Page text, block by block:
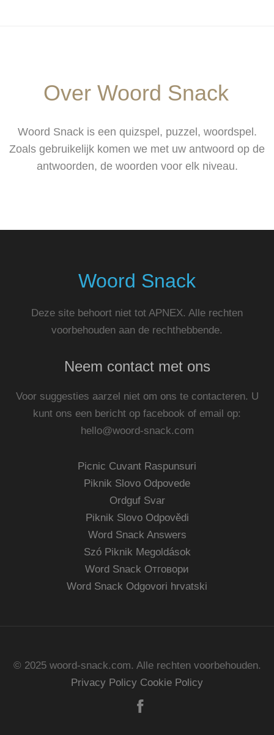
Over Woord Snack
Woord Snack is een quizspel, puzzel, woordspel.
Zoals gebruikelijk komen we met uw antwoord op de
antwoorden, de woorden voor elk niveau.
Woord Snack
Deze site behoort niet tot APNEX. Alle rechten
voorbehouden aan de rechthebbende.
Neem contact met ons
Voor suggesties aarzel niet om ons te contacteren. U
kunt ons een bericht op facebook of email op:
hello@woord-snack.com
Picnic Cuvant Raspunsuri
Piknik Slovo Odpovede
Ordguf Svar
Piknik Slovo Odpovědi
Word Snack Answers
Szó Piknik Megoldások
Word Snack Отговори
Word Snack Odgovori hrvatski
© 2025 woord-snack.com. Alle rechten voorbehouden.
Privacy Policy Cookie Policy